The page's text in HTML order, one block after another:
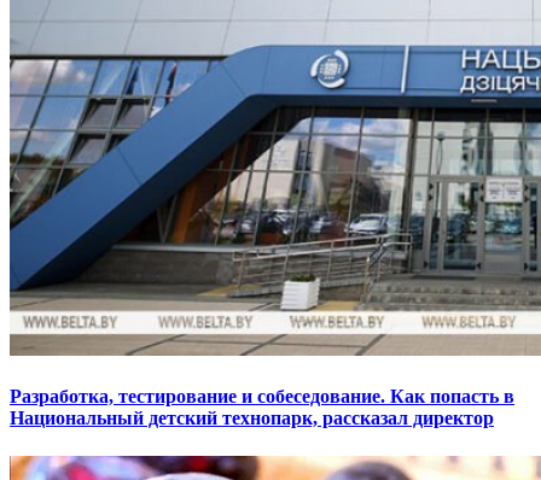
Разработка, тестирование и собеседование. Как попасть в
Национальный детский технопарк, рассказал директор